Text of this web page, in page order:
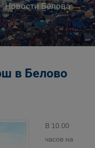
Новости Белова
в Белово
В 10.00
часов на